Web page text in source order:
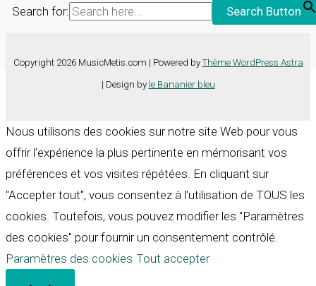
Search for: Search Button
Copyright 2026 MusicMetis.com | Powered by Thème WordPress Astra
| Design by le Bananier bleu
Nous utilisons des cookies sur notre site Web pour vous
offrir l'expérience la plus pertinente en mémorisant vos
préférences et vos visites répétées. En cliquant sur
"Accepter tout", vous consentez à l'utilisation de TOUS les
cookies. Toutefois, vous pouvez modifier les "Paramètres
des cookies" pour fournir un consentement contrôlé.
Paramètres des cookies Tout accepter